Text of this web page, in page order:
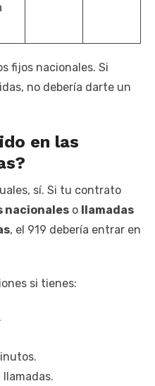
fijos nacionales. Si
no debería darte un
en las
sí. Si tu contrato
nacionales o
llamadas
, el 919 debería entrar en
si tienes:
.